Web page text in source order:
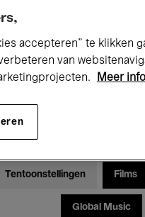
Tentoonstellingen Films
Global Music
accepteren” te klikken
van
Meer